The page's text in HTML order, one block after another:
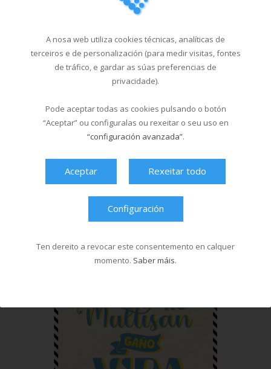
Ver máis videos
A nosa web utiliza cookies técnicas, analíticas de
terceiros e de personalización (para medir visitas, fontes
de tráfico, e gardar as súas preferencias de
privacidade).
Pode aceptar todas as cookies pulsando o botón
“Aceptar” ou configuralas ou rexeitar o seu uso en
“configuración avanzada”.
Aceptar Rexeitar todo
Configuración
Ten dereito a revocar este consentemento en calquer
momento. Saber máis.